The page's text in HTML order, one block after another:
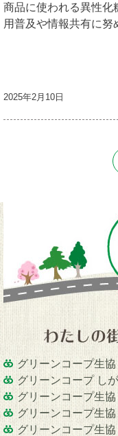
商品に使われる異性化
用普及や情報共有に努
2025年2月10日
グリーンコープ生協
グリーンコープ し
グリーンコープ生
グリーンコープ生
グリーンコープ生